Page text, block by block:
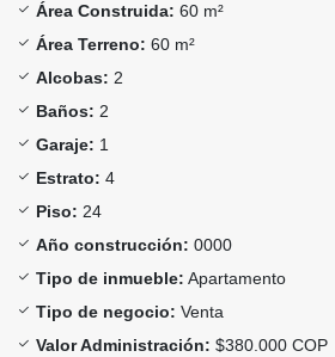
Área Construida: 60 m²
Área Terreno: 60 m²
Alcobas: 2
Baños: 2
Garaje: 1
Estrato: 4
Piso: 24
Año construcción: 0000
Tipo de inmueble: Apartamento
Tipo de negocio: Venta
Valor Administración: $380.000 COP